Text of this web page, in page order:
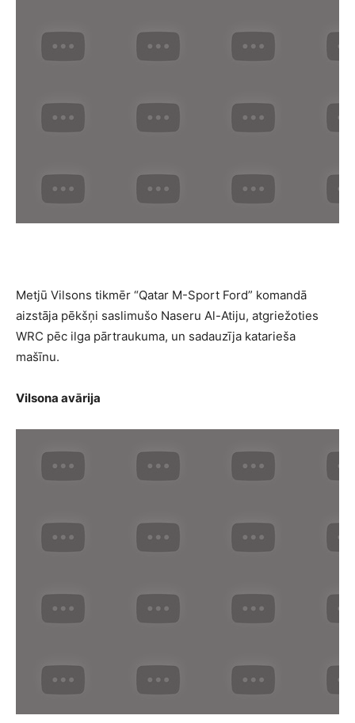
Metjū Vilsons tikmēr “Qatar M-Sport Ford” komandā
aizstāja pēkšņi saslimušo Naseru Al-Atiju, atgriežoties
WRC pēc ilga pārtraukuma, un sadauzīja katarieša
mašīnu.
Vilsona avārija